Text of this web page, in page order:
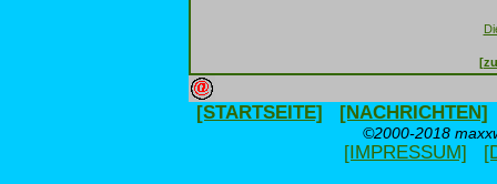
[STARTSEITE] [NACHRICHTEN]
©2000-2018
[IMPRESSUM]